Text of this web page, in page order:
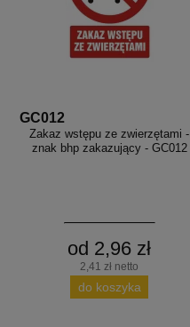
GC012
Zakaz wstępu ze zwierzętami -
znak bhp zakazujący - GC012
od 2,96 zł
2,41 zł netto
do koszyka